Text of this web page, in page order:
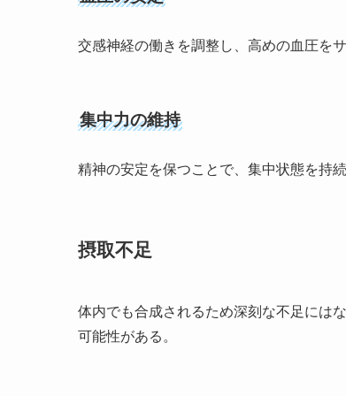
交感神経の働きを調整し、高めの血圧を
集中力の維持
精神の安定を保つことで、集中状態を持
摂取不足
体内でも合成されるため深刻な不足には
可能性がある。